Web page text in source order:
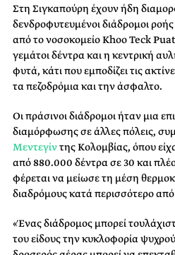
Στη Σιγκαπούρη έχουν ήδη
δενδροφυτευμένοι διάδρομοι
από το νοσοκομείο Khoo Teck
γεμάτοι δέντρα και η κεντρική
φυτά, κάτι που εμποδίζει τις
τα πεζοδρόμια και την άσφαλτο.
Οι πράσινοι διάδρομοι ήταν μια
διαμόρφωσης σε άλλες πόλεις,
Μεντεγίντης Κολομβίας, όπου
από 880.000 δέντρα σε 30 και
φέρεται να μείωσε τη μέση
διαδρόμους κατά περισσότερο
«Ένας διάδρομος μπορεί
του είδους την κυκλοφορία